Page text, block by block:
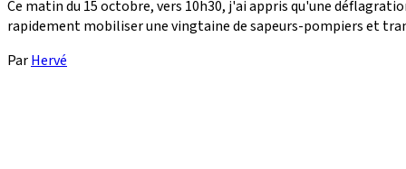
Ce matin du 15 octobre, vers 10h30, j'ai appris qu'une
rapidement mobiliser une vingtaine de sapeurs-pompiers et
ParHervé